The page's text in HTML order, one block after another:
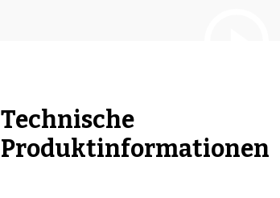
Technische
Produktinformationen